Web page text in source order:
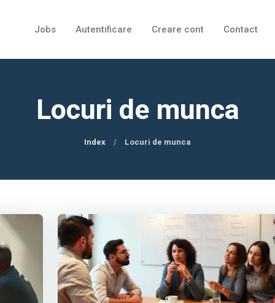
Jobs Autentificare Creare cont Contact
Locuri de munca
Index Locuri de munca